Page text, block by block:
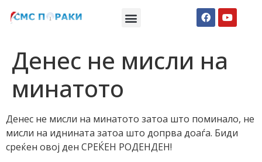
Денес не мисли на
минатото
Денес не мисли на минатото затоа што поминало, не
мисли на иднината затоа што допрва доаѓа. Биди
среќен овој ден СРЕЌЕН РОДЕНДЕН!